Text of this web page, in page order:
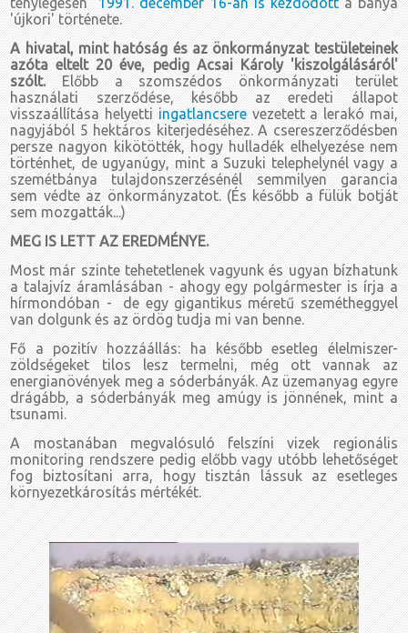
'újkori' története.
A hivatal, mint hatóság és az önkormányzat testületeinek
azóta eltelt 20 éve, pedig Acsai Károly 'kiszolgálásáról'
szólt. Előbb a szomszédos önkormányzati terület
használati szerződése, később az eredeti állapot
visszaállítása helyetti ingatlancserevezetett a lerakó mai,
nagyjából 5 hektáros kiterjedéséhez. A csereszerződésben
persze nagyon kikötötték, hogy hulladék elhelyezése nem
történhet, de ugyanúgy, mint a Suzuki telephelynél vagy a
szemétbánya tulajdonszerzésénél semmilyen garancia
sem védte az önkormányzatot. (És később a fülük botját
sem mozgatták...)
MEG IS LETT AZ EREDMÉNYE.
Most már szinte tehetetlenek vagyunk és ugyan bízhatunk
a talajvíz áramlásában - ahogy egy polgármester is írja a
hírmondóban - de egy gigantikus méretű szemétheggyel
van dolgunk és az ördög tudja mi van benne.
Fő a pozitív hozzáállás: ha később esetleg élelmiszer-
zöldségeket tilos lesz termelni, még ott vannak az
energianövények meg a sóderbányák. Az üzemanyag egyre
drágább, a sóderbányák meg amúgy is jönnének, mint a
tsunami.
A mostanában megvalósuló felszíni vizek regionális
monitoring rendszere pedig előbb vagy utóbb lehetőséget
fog biztosítani arra, hogy tisztán lássuk az esetleges
környezetkárosítás mértékét.